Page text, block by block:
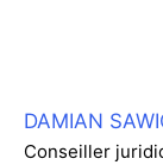
DAMIAN
Conseiller